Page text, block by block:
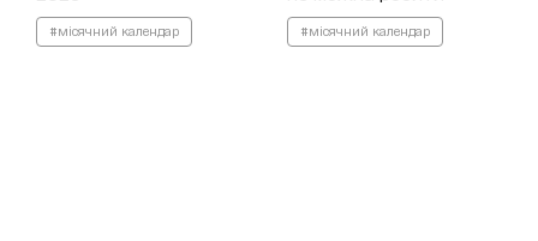
#місячний календар #місячний календар